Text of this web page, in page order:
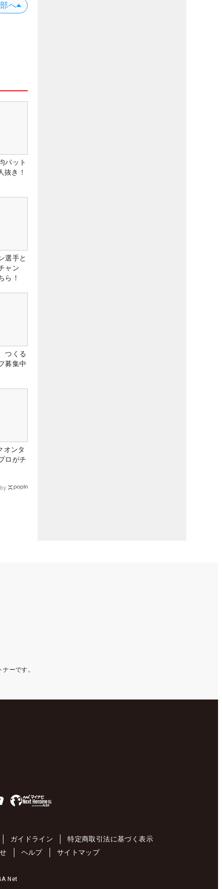
へ
パット
抜き！
選手と
ャン
ら！
つくる
募集中
オンタ
ロがチ
ーです。
ガイドライン
特定商取引法に基づく表示
ヘルプ サイトマップ
Net